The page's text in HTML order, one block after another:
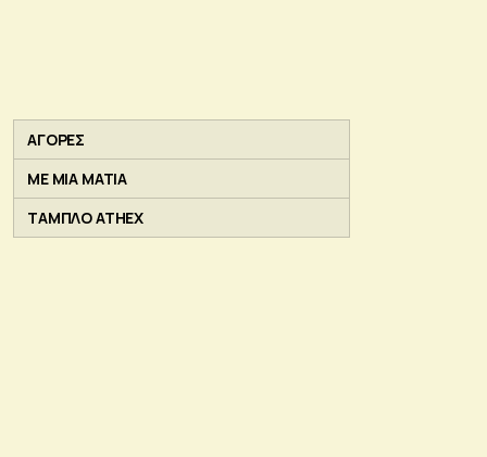
ΑΓΟΡΕΣ
ΜΕ ΜΙΑ ΜΑΤΙΑ
ΤΑΜΠΛΟ ATHEX